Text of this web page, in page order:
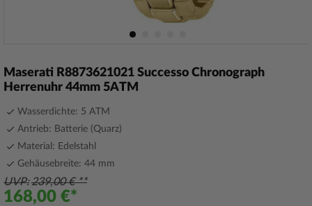
der
Bildergalerie
springen
Maserati R8873621021 Successo Chronograph
Herrenuhr 44mm 5ATM
Wasserdichte: 5 ATM
Antrieb: Batterie (Quarz)
Material: Edelstahl
Gehäusebreite: 44 mm
UVP 239,00 €
168,00 €